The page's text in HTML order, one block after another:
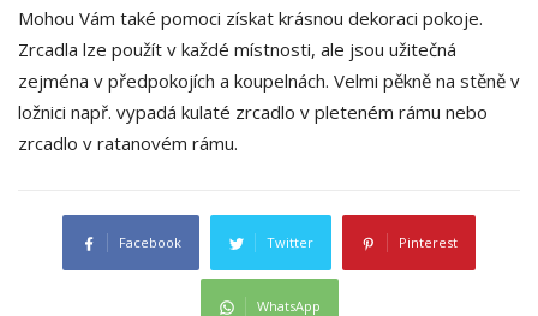
Mohou Vám také pomoci získat krásnou dekoraci pokoje.
Zrcadla lze použít v každé místnosti, ale jsou užitečná
zejména v předpokojích a koupelnách. Velmi pěkně na stěně v
ložnici např. vypadá kulaté zrcadlo v pleteném rámu nebo
zrcadlo v ratanovém rámu.
Facebook Twitter Pinterest
WhatsApp